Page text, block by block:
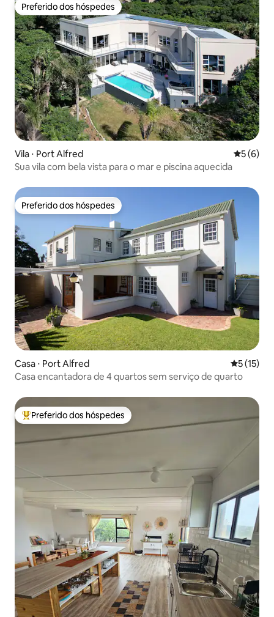
Preferido dos hóspedes
Preferido dos hóspedes
Vila ⋅ Port Alfred 5 de
5 (6)
Sua vila com bela vista para o mar e piscina aquecida
Preferido dos hóspedes
Preferido dos hóspedes
Casa ⋅ Port Alfred 5 de uma
5 (15)
Casa encantadora de 4 quartos sem serviço de quarto
Entre os melhores preferidos dos hóspedes
Preferido dos hóspedes